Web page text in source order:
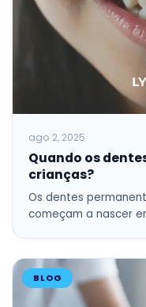
ago 2, 2025
Quando os
crianças?
Os dentes
começam a nascer
BLOG